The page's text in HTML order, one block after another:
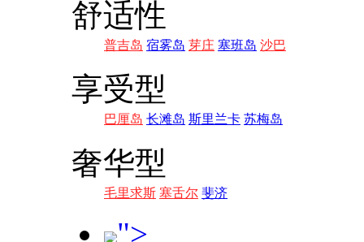
舒适性
普吉岛 宿雾岛 芽庄 塞班岛 沙巴
享受型
巴厘岛 长滩岛 斯里兰卡 苏梅岛
奢华型
毛里求斯 塞舌尔 斐济
">